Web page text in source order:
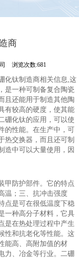
商
浏览次数:681
化钛制造商相关信息,这
是一种可制备复合陶瓷
且还能用于制造其他陶
有较高的硬度，使其能
硼化钛的应用，可以使
的性能。在生产中，可
热交换器，而且还可制
造中可以大量使用，因
甲防护部件。它的特点
温；三、抗冲击强度
点是可在很低温度下稳
一种高分子材料，它具
是在热处理过程中产生
性和抗老化等性能。这
能高、高附加值的材
力、冶金等行业。二硼